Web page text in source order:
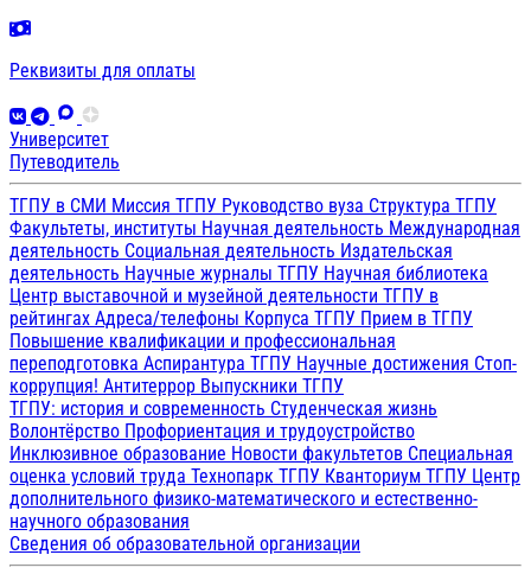
Реквизиты для оплаты
Университет
Путеводитель
ТГПУ в СМИ Миссия ТГПУ Руководство вуза Структура ТГПУ
Факультеты, институты Научная деятельность Международная
деятельность Социальная деятельность Издательская
деятельность Научные журналы ТГПУ Научная библиотека
Центр выставочной и музейной деятельности ТГПУ в
рейтингах Адреса/телефоны Корпуса ТГПУ Прием в ТГПУ
Повышение квалификации и профессиональная
переподготовка Аспирантура ТГПУ Научные достижения Стоп-
коррупция! Антитеррор Выпускники ТГПУ
ТГПУ: история и современность Студенческая жизнь
Волонтёрство Профориентация и трудоустройство
Инклюзивное образование Новости факультетов Специальная
оценка условий труда Технопарк ТГПУ Кванториум ТГПУ Центр
дополнительного физико-математического и естественно-
научного образования
Сведения об образовательной организации